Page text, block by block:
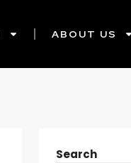
ABOUT US
Search